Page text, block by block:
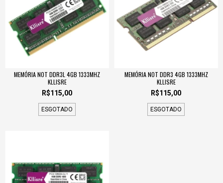
MEMÓRIA NOT DDR3L 4GB 1333MHZ
KLLISRE
R$115,00
ESGOTADO
MEMÓRIA NOT DDR3 4GB 1333MHZ
KLLISRE
R$115,00
ESGOTADO